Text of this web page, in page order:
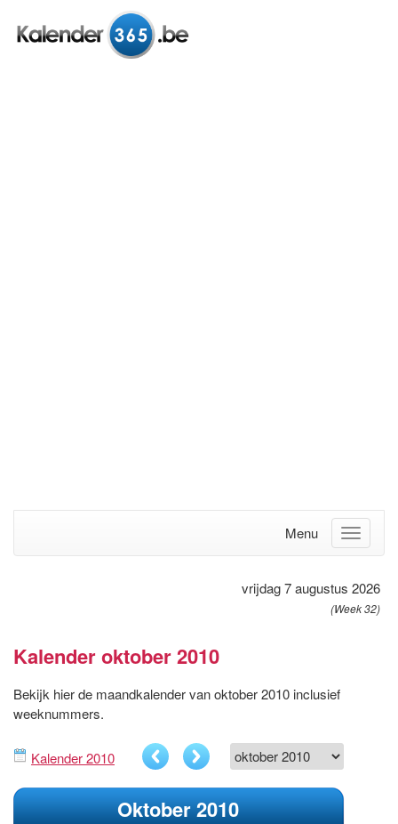
Menu
vrijdag 7 augustus 2026
(Week 32)
Kalender oktober 2010
Bekijk hier de maandkalender van oktober 2010 inclusief
weeknummers.
Kalender 2010
Oktober 2010